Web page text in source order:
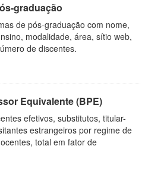
graduação
de pós-graduação com nome,
modalidade, área, sítio web,
de discentes.
Equivalente (BPE)
efetivos, substitutos, titular-
estrangeiros por regime de
total em fator de